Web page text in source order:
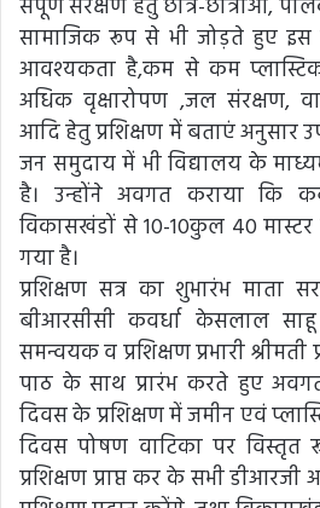
संपूर्ण संरक्षण हेतु छात्र-छात्राओं,
सामाजिक रूप से भी जोड़ते हुए
आवश्यकता है,कम से कम
अधिक वृक्षारोपण ,जल संरक्षण,
आदि हेतु प्रशिक्षण में बताएं अनुसार
जन समुदाय में भी विद्यालय के
है। उन्होंने अवगत कराया कि
विकासखंडों से 10-10कुल 40 मास्टर
गया है।
प्रशिक्षण सत्र का शुभारंभ माता
बीआरसीसी कवर्धा केसलाल
समन्वयक व प्रशिक्षण प्रभारी श्रीमती
पाठ के साथ प्रारंभ करते हुए
दिवस के प्रशिक्षण में जमीन एवं
दिवस पोषण वाटिका पर विस्तृत
प्रशिक्षण प्राप्त कर के सभी